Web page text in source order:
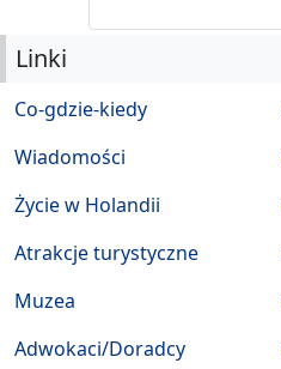
Linki
Co-gdzie-kiedy
Wiadomości
Życie w Holandii
Atrakcje turystyczne
Muzea
Adwokaci/Doradcy